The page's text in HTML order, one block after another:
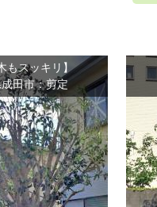
もスッキリ】
田市：剪定